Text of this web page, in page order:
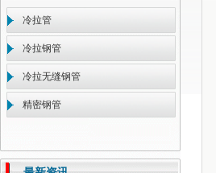
冷拉管
冷拉钢管
冷拉无缝钢管
精密钢管